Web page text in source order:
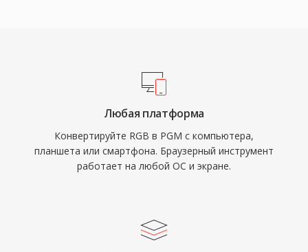
Любая платформа
Конвертируйте RGB в PGM с компьютера,
планшета или смартфона. Браузерный инструмент
работает на любой ОС и экране.